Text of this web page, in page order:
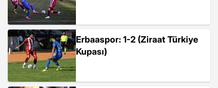
Erbaaspor: 1-2 (Ziraat Türkiye
Kupası)